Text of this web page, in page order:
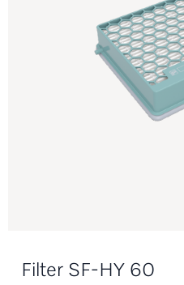
Filter SF-HY 60